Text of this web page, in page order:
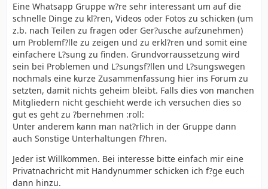
Eine Whatsapp Gruppe w?re sehr interessant um auf die
schnelle Dinge zu kl?ren, Videos oder Fotos zu schicken (um
z.b. nach Teilen zu fragen oder Ger?usche aufzunehmen)
um Problemf?lle zu zeigen und zu erkl?ren und somit eine
einfachere L?sung zu finden. Grundvorraussetzung wird
sein bei Problemen und L?sungsf?llen und L?sungswegen
nochmals eine kurze Zusammenfassung hier ins Forum zu
setzten, damit nichts geheim bleibt. Falls dies von manchen
Mitgliedern nicht geschieht werde ich versuchen dies so
gut es geht zu ?bernehmen :roll:
Unter anderem kann man nat?rlich in der Gruppe dann
auch Sonstige Unterhaltungen f?hren.
Jeder ist Willkommen. Bei interesse bitte einfach mir eine
Privatnachricht mit Handynummer schicken ich f?ge euch
dann hinzu.